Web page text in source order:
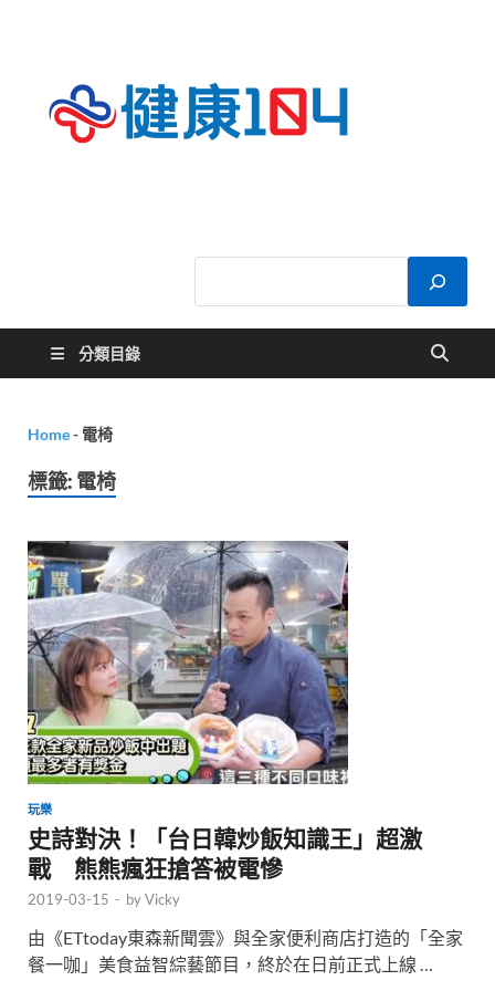
分類目錄
Home- 電椅
標籤: 電椅
玩樂
史詩對決！「台日韓炒飯知識王」超激
戰 熊熊瘋狂搶答被電慘
2019-03-15 - byVicky
由《ETtoday東森新聞雲》與全家便利商店打造的「全家
餐一咖」美食益智綜藝節目，終於在日前正式上線 …